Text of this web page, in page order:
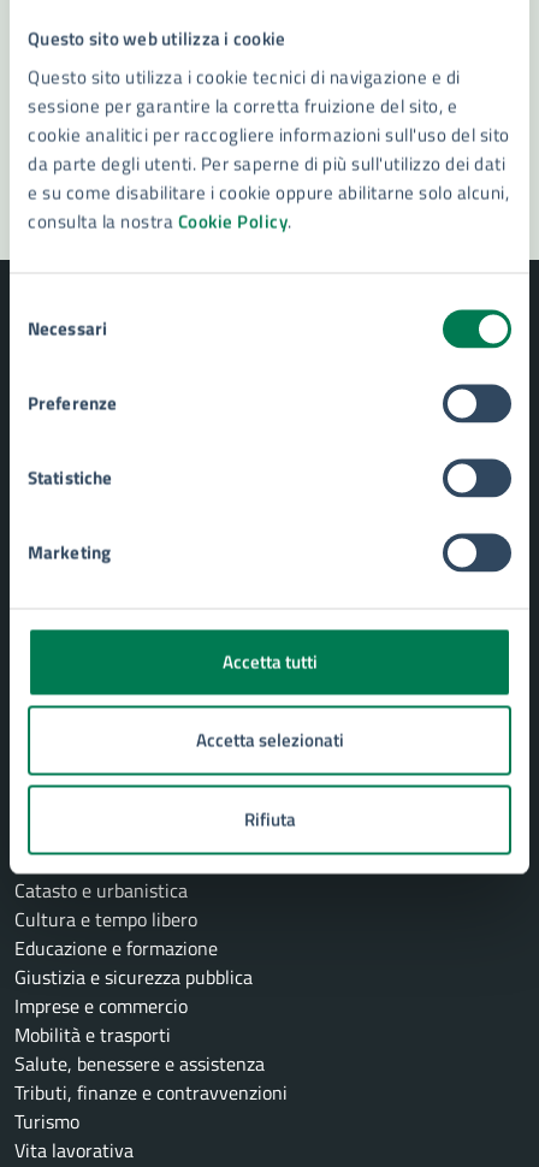
Questo sito web utilizza i cookie
Questo sito utilizza i cookie tecnici di navigazione e di
sessione per garantire la corretta fruizione del sito, e
cookie analitici per raccogliere informazioni sull'uso del sito
da parte degli utenti. Per saperne di più sull'utilizzo dei dati
e su come disabilitare i cookie oppure abilitarne solo alcuni,
consulta la nostraCookie Policy.
delNecessari
Preferenze
Statistiche
Marketing
Accetta tutti
Accetta selezionati
Rifiuta
Prenota appuntamento
Problemi in città
Segnala disservizio
Comune di Siracusa
AMMINISTRAZIONE
Uffici
Organi di governo
Personale amministrativo
Documenti e Dati
CATEGORIE DI SERVIZIO
Autorizzazioni
Catasto e urbanistica
Cultura e tempo libero
Educazione e formazione
Giustizia e sicurezza pubblica
Imprese e commercio
Mobilità e trasporti
Salute, benessere e assistenza
Tributi, finanze e contravvenzioni
Turismo
Vita lavorativa